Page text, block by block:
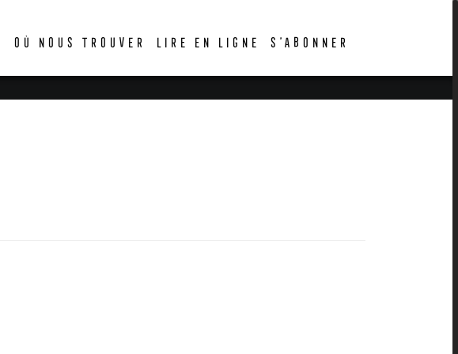
OÙ NOUS TROUVER LIRE EN LIGNE S’ABONNER